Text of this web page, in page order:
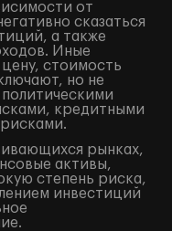
от
сказаться
а также
Иные
стоимость
но не
кредитными
рынках,
активы,
степень риска,
инвестиций